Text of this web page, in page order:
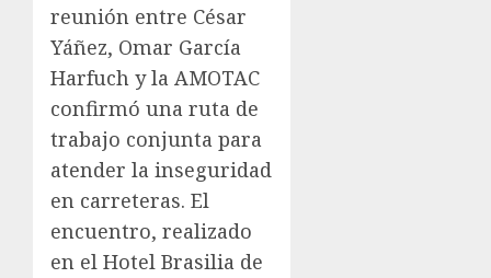
reunión entre César
Yáñez, Omar García
Harfuch y la AMOTAC
confirmó una ruta de
trabajo conjunta para
atender la inseguridad
en carreteras. El
encuentro, realizado
en el Hotel Brasilia de